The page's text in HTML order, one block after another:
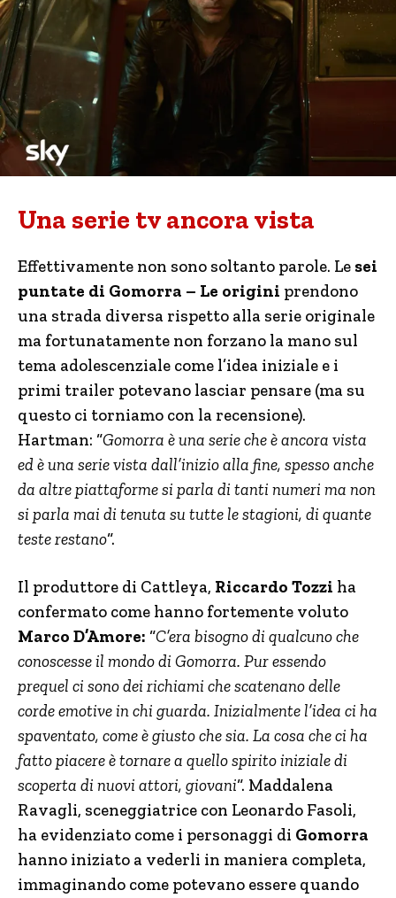
Una serie tv ancora vista
Effettivamente non sono soltanto parole. Le sei
puntate di Gomorra – Le origini prendono
una strada diversa rispetto alla serie originale
ma fortunatamente non forzano la mano sul
tema adolescenziale come l’idea iniziale e i
primi trailer potevano lasciar pensare (ma su
questo ci torniamo con la recensione).
Hartman: “Gomorra è una serie che è ancora vista
ed è una serie vista dall’inizio alla fine, spesso anche
da altre piattaforme si parla di tanti numeri ma non
si parla mai di tenuta su tutte le stagioni, di quante
teste restano“.
Il produttore di Cattleya, Riccardo Tozzi ha
confermato come hanno fortemente voluto
Marco D’Amore: “C’era bisogno di qualcuno che
conoscesse il mondo di Gomorra. Pur essendo
prequel ci sono dei richiami che scatenano delle
corde emotive in chi guarda. Inizialmente l’idea ci ha
spaventato, come è giusto che sia. La cosa che ci ha
fatto piacere è tornare a quello spirito iniziale di
scoperta di nuovi attori, giovani“. Maddalena
Ravagli, sceneggiatrice con Leonardo Fasoli,
ha evidenziato come i personaggi di Gomorra
hanno iniziato a vederli in maniera completa,
immaginando come potevano essere quando